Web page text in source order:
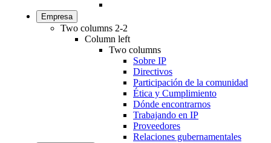
Empresa
Two columns 2-2
Column left
Two columns
Sobre IP
Directivos
Participación de la comunidad
Ética y Cumplimiento
Dónde encontrarnos
Trabajando en IP
Proveedores
Relaciones gubernamentales